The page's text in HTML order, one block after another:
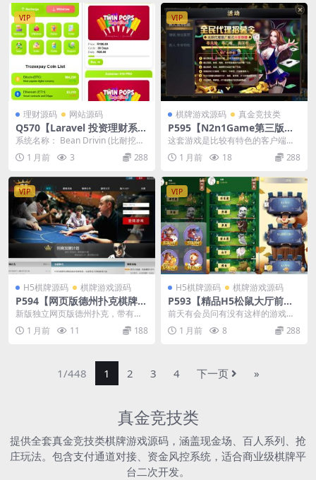
VIP
理财源码 网站源码
Q570【Laravel 投资理财系统
源码】挖矿矿机 MLM分销 带
系统名称： Bean Drivin (比耐挖矿
平台) 品牌域名： beanclo...
1 月前 3 288
VIP
棋牌游戏源码 真金竞技类
P595【N2n1Game第三版海
盗风棋牌游戏】全套完整源码
v8.0.0.1含android、ios、pc
源码+布署文档+视频教程
这套游戏是比较有特色的客户端
了，有全民代理功能，全局动态比
较绚丽，和第二版一样完...
1 月前 18 288
VIP
H5棋牌源码 棋牌游戏源码
P594【网页版德州扑克棋牌游
戏】精品源码+架设文档
新版独立网页版德州扑克，带有详
细网站架设与服务器架设文档，适
合新手小白练练手。
1 月前 11 188
VIP
H5棋牌源码 棋牌游戏源码
P593【精品H5松鼠大厅前台
带注册版】已测试全套完整组
件+视频搭建教程
前天有会员问有没有这样的游戏源
码，今天在服务器中把东西翻了出
来，分享给会员们免费...
1 月前 8 288
1/448 1 2 3 4 下一页 »
真金竞技类
提供全套真金竞技类棋牌游戏源码，涵盖现金场、百人系列、抢
庄玩法。包含支付通道对接、资金风控系统，适合商业级棋牌平
台二次开发。